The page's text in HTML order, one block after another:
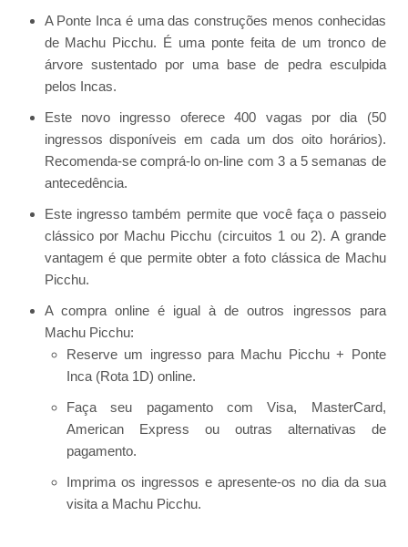
A Ponte Inca é uma das construções menos conhecidas
de Machu Picchu. É uma ponte feita de um tronco de
árvore sustentado por uma base de pedra esculpida
pelos Incas.
Este novo ingresso oferece 400 vagas por dia (50
ingressos disponíveis em cada um dos oito horários).
Recomenda-se comprá-lo on-line com 3 a 5 semanas de
antecedência.
Este ingresso também permite que você faça o passeio
clássico por Machu Picchu (circuitos 1 ou 2). A grande
vantagem é que permite obter a foto clássica de Machu
Picchu.
A compra online é igual à de outros ingressos para
Machu Picchu:
Reserve um ingresso para Machu Picchu + Ponte
Inca (Rota 1D) online.
Faça seu pagamento com Visa, MasterCard,
American Express ou outras alternativas de
pagamento.
Imprima os ingressos e apresente-os no dia da sua
visita a Machu Picchu.